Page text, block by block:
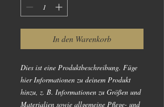
In den Warenkorb
Dies ist eine Produktbeschreibung. Füge
hier Informationen zu deinem Produkt
hinzu, z. B. Informationen zu Größen und
Materialien sowie allgemeine Pflege- und